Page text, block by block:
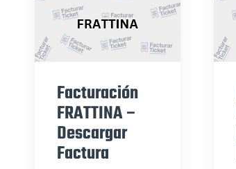
Facturación
FRATTINA –
Descargar
Factura